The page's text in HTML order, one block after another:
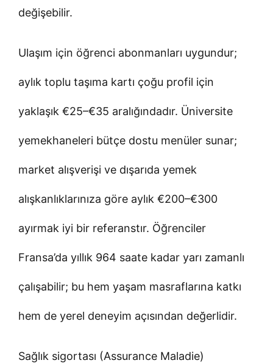
değişebilir.
Ulaşım için öğrenci abonmanları uygundur;
aylık toplu taşıma kartı çoğu profil için
yaklaşık €25–€35 aralığındadır. Üniversite
yemekhaneleri bütçe dostu menüler sunar;
market alışverişi ve dışarıda yemek
alışkanlıklarınıza göre aylık €200–€300
ayırmak iyi bir referanstır. Öğrenciler
Fransa’da yıllık 964 saate kadar yarı zamanlı
çalışabilir; bu hem yaşam masraflarına katkı
hem de yerel deneyim açısından değerlidir.
Sağlık sigortası (Assurance Maladie)